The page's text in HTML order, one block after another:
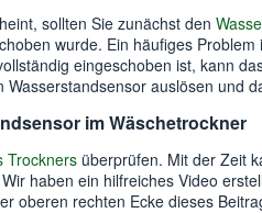
sollten Sie zunächst den
wurde. Ein häufiges
eingeschoben ist, kann
auslösen und
im Wäschetrockner
Trockners überprüfen. Mit der Zeit
haben ein hilfreiches Video
oberen rechten Ecke dieses